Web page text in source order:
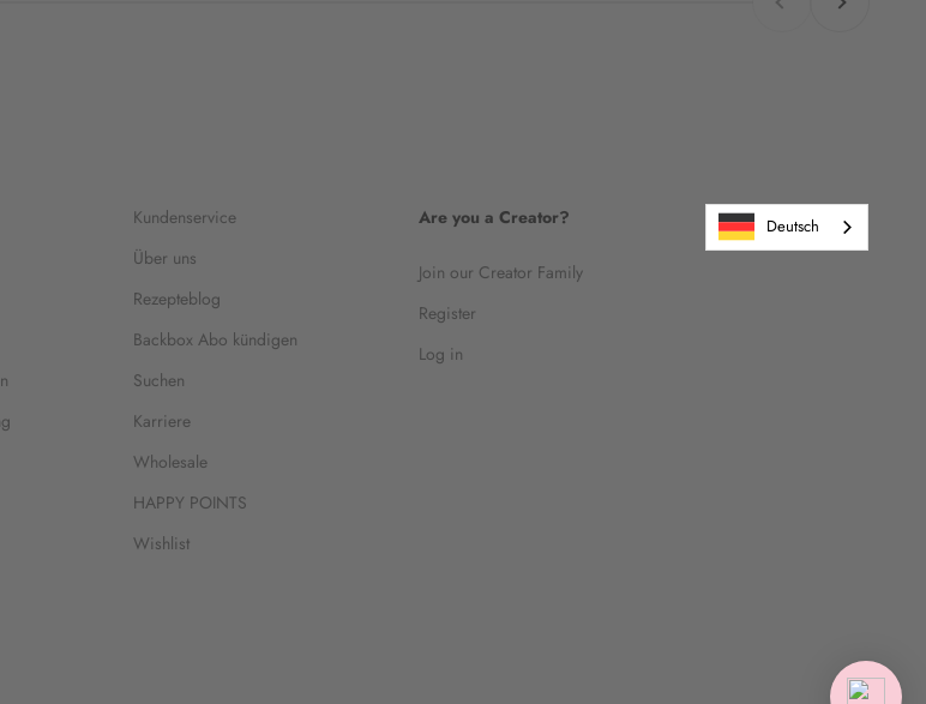
Kundenservice
Über uns
Rezepteblog
Backbox Abo kündigen
Suchen
Karriere
Wholesale
HAPPY POINTS
Wishlist
Are you a Creator?
Join our Creator Family
Register
Log in
Deutsch